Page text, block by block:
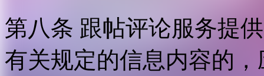
第八条 跟帖评论服务提
有关规定的信息内容的